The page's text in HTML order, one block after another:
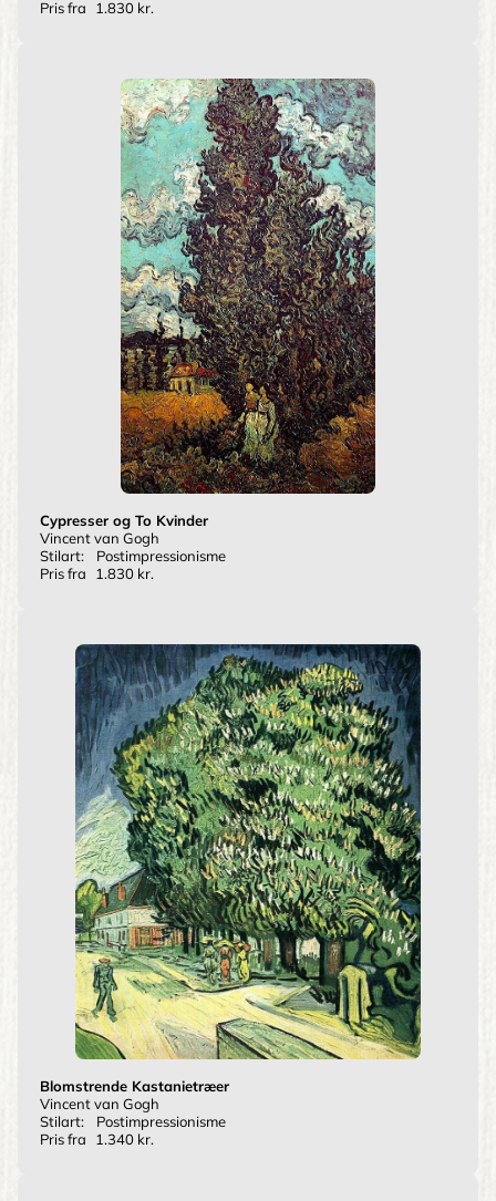
Pris fra
1.830 kr.
Cypresser og To Kvinder
Vincent van Gogh
Stilart:
Postimpressionisme
Pris fra
1.830 kr.
Blomstrende Kastanietræer
Vincent van Gogh
Stilart:
Postimpressionisme
Pris fra
1.340 kr.